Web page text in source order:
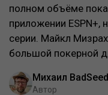
полном объёме
приложении ESPN+,
серии. Майкл
большой покерной
Михаил
Автор